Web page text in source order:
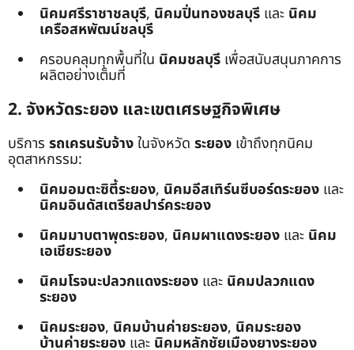
นิคมศรีราชาชลบุรี, นิคมปิ่นทองชลบุรี และ นิคม
เครือสหพัฒน์ชลบุรี
ครอบคลุมทุกพื้นที่ใน นิคมชลบุรี เพื่อสนับสนุนภาคการ
ผลิตอย่างเต็มที่
2. จังหวัดระยอง และเขตเศรษฐกิจพิเศษ
บริการ รถเครนรับจ้างในจังหวัด ระยอง เข้าถึงทุกนิคม
อุตสาหกรรม:
นิคมอมตะซิตี้ระยอง, นิคมอีสเทิร์นซีบอร์ดระยอง และ
นิคมอินดัสเตรียลปาร์คระยอง
นิคมมาบตาพุดระยอง, นิคมผาแดงระยอง และ นิคม
เอเชียระยอง
นิคมโรจนะปลวกแดงระยอง และ นิคมปลวกแดง
ระยอง
นิคมระยอง, นิคมบ้านค่ายระยอง, นิคมระยอง
บ้านค่ายระยอง และ นิคมหลักชัยเมืองยางระยอง